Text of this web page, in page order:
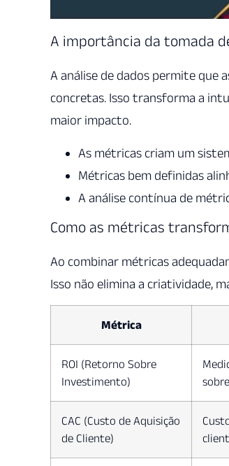
A importância da tomada
A análise de dados permite que
concretas. Isso transforma a
maior impacto.
As métricas criam um
Métricas bem definidas
A análise contínua de
Como as métricas
Ao combinar métricas
Isso não elimina a criatividade,
Métrica
ROI (Retorno Sobre
Investimento)
CAC (Custo de Aquisição
de Cliente)